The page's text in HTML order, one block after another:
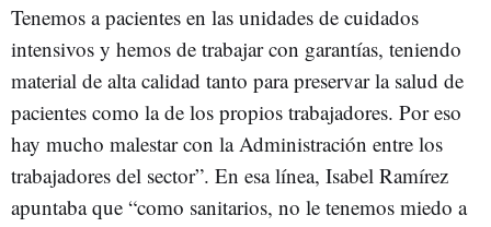
Tenemos a pacientes en las unidades de cuidados
intensivos y hemos de trabajar con garantías, teniendo
material de alta calidad tanto para preservar la salud de
pacientes como la de los propios trabajadores. Por eso
hay mucho malestar con la Administración entre los
trabajadores del sector”. En esa línea, Isabel Ramírez
apuntaba que “como sanitarios, no le tenemos miedo a